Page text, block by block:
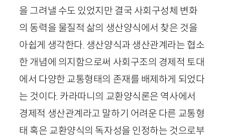
을 그려낼 수도 있었지만 결국 사회구성체 변화
의 동력을 물질적 삶의 생산양식에서 찾은 것을
아쉽게 생각한다. 생산양식과 생산관계라는 협소
한 개념에 의지함으로써 사회구조의 경제적 토대
에서 다양한 교통형태의 존재를 배제하게 되었다
는 것이다. 카라따니의 교환양식론은 역사에서
경제적 생산관계라고 말하기 어려운 다른 교통형
태 혹은 교환양식의 독자성을 인정하는 것으로부